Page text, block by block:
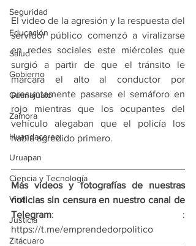
Seguridad
Educación
Salud
Gobierno
Guanajuato
Zamora
Huandacareo
Uruapan
Ciencia y Tecnología
Viral
Justicia
Zitácuaro
El video de la agresión y la respuesta del
servidor público comenzó a viralizarse
en redes sociales este miércoles que
surgió a partir de que el tránsito le
marcara el alto al conductor por
presuntamente pasarse el semáforo en
rojo mientras que los ocupantes del
vehículo alegaban que el policía los
había agredido primero.
Más videos y fotografías de nuestras
noticias sin censura en nuestro canal de
Telegram: :
https://t.me/emprendedorpolitico